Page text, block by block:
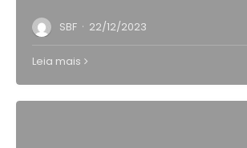
SBF · 22/12/2023
Leia mais